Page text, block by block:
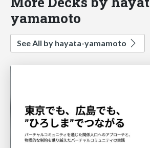
yamamoto
See All by hayata-yamamoto